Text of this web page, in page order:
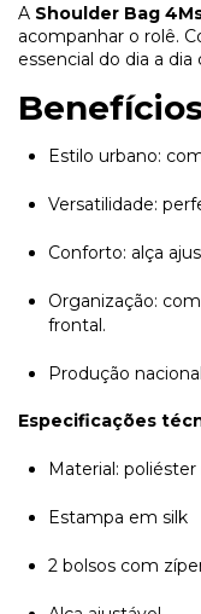
A Shoulder Bag
acompanhar o rolê.
essencial do dia a
Estilo urbano:
Versatilidade:
Conforto: alça
Organização:
frontal.
Produção
Especificações
Material:
Estampa em silk
2 bolsos com